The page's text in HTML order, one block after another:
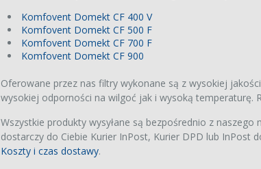
Komfovent Domekt CF 400 V
Komfovent Domekt CF 500 F
Komfovent Domekt CF 700 F
Komfovent Domekt CF 900
Oferowane przez nas filtry wykonane są z wysokiej
wysokiej odporności na wilgoć jak i wysoką temperaturę.
Wszystkie produkty wysyłane są bezpośrednio z
dostarczy do Ciebie Kurier InPost, Kurier DPD lub InPost
Koszty i czas dostawy.
Xiaomi Mi Air Purifier
3/3C/3H
Wysokiej jakości zamiennik
Filtr HEPA (H12) z węglem